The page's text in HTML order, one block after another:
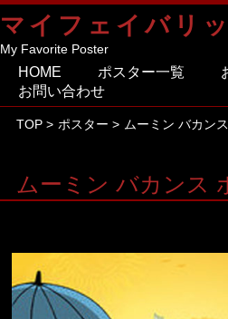
マイフェイバリ
My Favorite Poster
HOME ポスター一覧
お問い合わせ
TOP > ポスター > ムーミン バカン
ムーミン バカンス